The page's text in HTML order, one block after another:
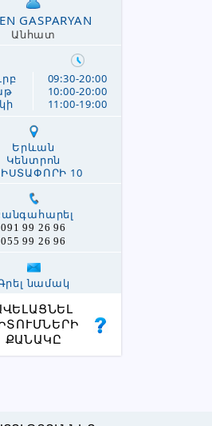
GASPARYAN
Անհատ
09:30-20:00
10:00-20:00
11:00-19:00
Երևան
Կենտրոն
10
091 99 26 96
055 99 26 96
նամակ
ՔԱՆԱԿԸ